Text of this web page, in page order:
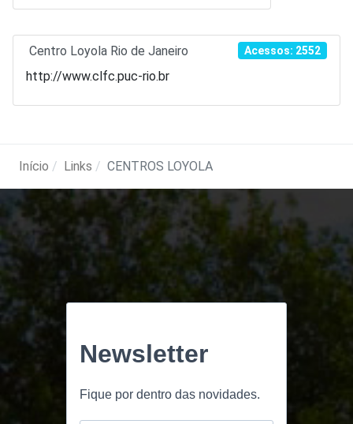
Centro Loyola Rio de Janeiro Acessos: 2552
http://www.clfc.puc-rio.br
Início Links CENTROS LOYOLA